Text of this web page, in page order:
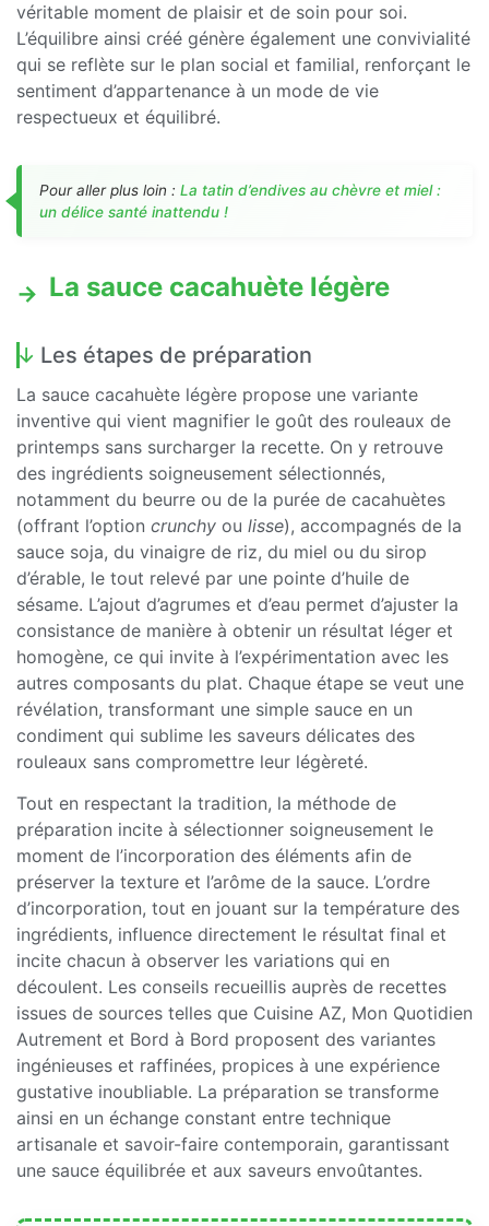
véritable moment de plaisir et de soin pour soi.
L’équilibre ainsi créé génère également une convivialité
qui se reflète sur le plan social et familial, renforçant le
sentiment d’appartenance à un mode de vie
respectueux et équilibré.
Pour aller plus loin : La tatin d’endives au chèvre et miel :
un délice santé inattendu !
La sauce cacahuète légère
Les étapes de préparation
La sauce cacahuète légère propose une variante
inventive qui vient magnifier le goût des rouleaux de
printemps sans surcharger la recette. On y retrouve
des ingrédients soigneusement sélectionnés,
notamment du beurre ou de la purée de cacahuètes
(offrant l’option crunchy ou lisse), accompagnés de la
sauce soja, du vinaigre de riz, du miel ou du sirop
d’érable, le tout relevé par une pointe d’huile de
sésame. L’ajout d’agrumes et d’eau permet d’ajuster la
consistance de manière à obtenir un résultat léger et
homogène, ce qui invite à l’expérimentation avec les
autres composants du plat. Chaque étape se veut une
révélation, transformant une simple sauce en un
condiment qui sublime les saveurs délicates des
rouleaux sans compromettre leur légèreté.
Tout en respectant la tradition, la méthode de
préparation incite à sélectionner soigneusement le
moment de l’incorporation des éléments afin de
préserver la texture et l’arôme de la sauce. L’ordre
d’incorporation, tout en jouant sur la température des
ingrédients, influence directement le résultat final et
incite chacun à observer les variations qui en
découlent. Les conseils recueillis auprès de recettes
issues de sources telles que Cuisine AZ, Mon Quotidien
Autrement et Bord à Bord proposent des variantes
ingénieuses et raffinées, propices à une expérience
gustative inoubliable. La préparation se transforme
ainsi en un échange constant entre technique
artisanale et savoir-faire contemporain, garantissant
une sauce équilibrée et aux saveurs envoûtantes.